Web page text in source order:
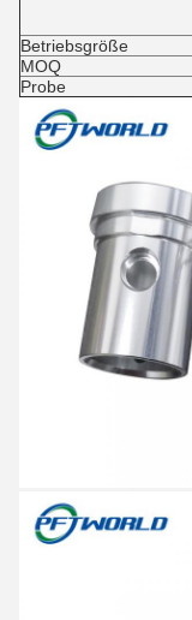
Betriebsgröße
MOQ
Probe